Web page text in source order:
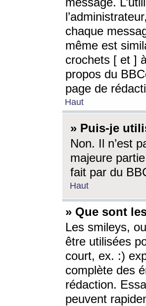
chaque
même est
crochets [ et ]
propos du
page de
Haut
» Puis-je
Non. Il n’est
majeure
fait par du
Haut
» Que sont
Les smileys,
être utilisées
court, ex. :)
complète des
rédaction.
peuvent